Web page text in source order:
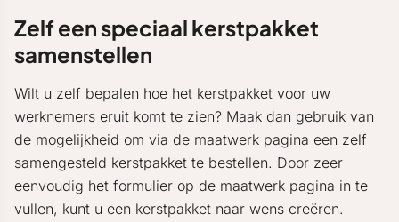
Zelf een speciaal kerstpakket
samenstellen
Wilt u zelf bepalen hoe het kerstpakket voor uw
werknemers eruit komt te zien? Maak dan gebruik van
de mogelijkheid om via de maatwerk pagina een zelf
samengesteld kerstpakket te bestellen. Door zeer
eenvoudig het formulier op de maatwerk pagina in te
vullen, kunt u een kerstpakket naar wens creëren.